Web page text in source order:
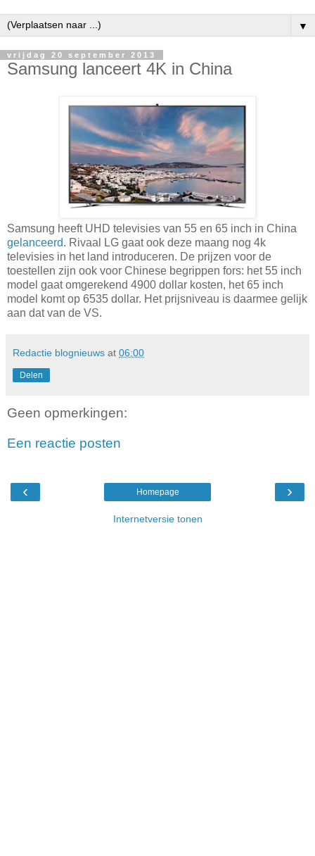
▼
vrijdag 20 september 2013
Samsung lanceert 4K in China
Samsung heeft UHD televisies van 55 en 65 inch in China
gelanceerd. Rivaal LG gaat ook deze maang nog 4k
televisies in het land introduceren. De prijzen voor de
toestellen zijn ook voor Chinese begrippen fors: het 55 inch
model gaat omgerekend 4900 dollar kosten, het 65 inch
model komt op 6535 dollar. Het prijsniveau is daarmee gelijk
aan dat van de VS.
Redactie blognieuws at 06:00
Delen
Geen opmerkingen:
Een reactie posten
‹ ›
Homepage
Internetversie tonen